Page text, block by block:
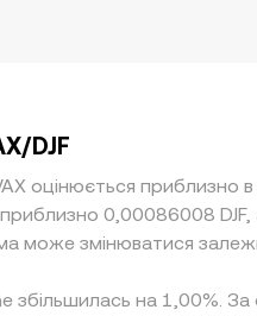
DJF
оцінюється
приблизно 0,00086008
може змінюватися
збільшилась на 1,00%.